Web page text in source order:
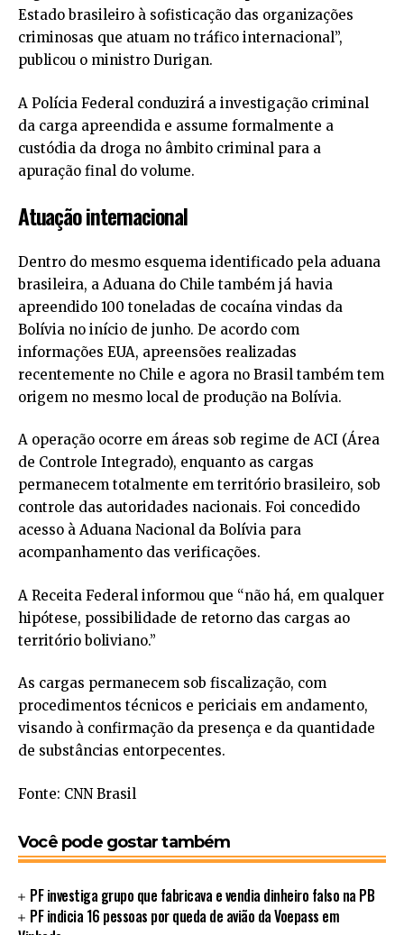
Estado brasileiro à sofisticação das organizações
criminosas que atuam no tráfico internacional”,
publicou o ministro Durigan.
A Polícia Federal conduzirá a investigação criminal
da carga apreendida e assume formalmente a
custódia da droga no âmbito criminal para a
apuração final do volume.
Atuação internacional
Dentro do mesmo esquema identificado pela aduana
brasileira, a Aduana do Chile também já havia
apreendido 100 toneladas de cocaína vindas da
Bolívia no início de junho. De acordo com
informações EUA, apreensões realizadas
recentemente no Chile e agora no Brasil também tem
origem no mesmo local de produção na Bolívia.
A operação ocorre em áreas sob regime de ACI (Área
de Controle Integrado), enquanto as cargas
permanecem totalmente em território brasileiro, sob
controle das autoridades nacionais. Foi concedido
acesso à Aduana Nacional da Bolívia para
acompanhamento das verificações.
A Receita Federal informou que “não há, em qualquer
hipótese, possibilidade de retorno das cargas ao
território boliviano.”
As cargas permanecem sob fiscalização, com
procedimentos técnicos e periciais em andamento,
visando à confirmação da presença e da quantidade
de substâncias entorpecentes.
Fonte: CNN Brasil
Você pode gostar também
PF investiga grupo que fabricava e vendia dinheiro falso na PB
PF indicia 16 pessoas por queda de avião da Voepass em